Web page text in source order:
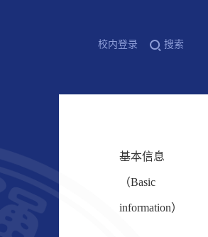
搜索
校内登录
基本信息
（Basic
information）